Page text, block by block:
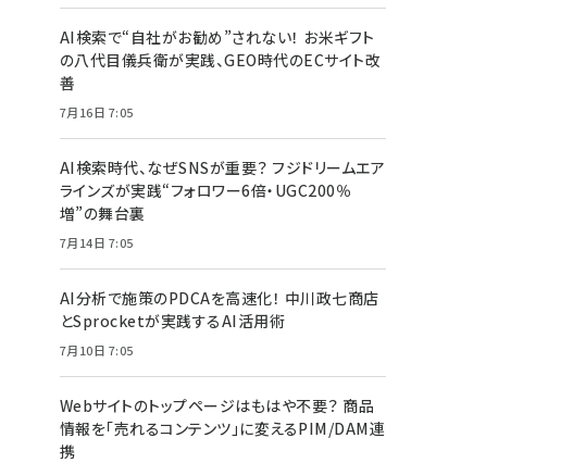
AI検索で“自社がお勧め”されない！ お米ギフト
の八代目儀兵衛が実践、GEO時代のECサイト改
善
7月16日 7:05
AI検索時代、なぜSNSが重要？ フジドリームエア
ラインズが実践“フォロワー6倍・UGC200％
増”の舞台裏
7月14日 7:05
AI分析で施策のPDCAを高速化！ 中川政七商店
とSprocketが実践するAI活用術
7月10日 7:05
Webサイトのトップページはもはや不要？ 商品
情報を「売れるコンテンツ」に変えるPIM/DAM連
携